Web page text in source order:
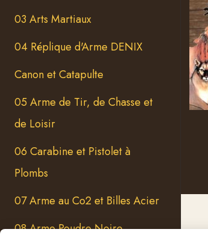
03 Arts Martiaux
04 Réplique d'Arme DENIX
Canon et Catapulte
05 Arme de Tir, de Chasse et
de Loisir
06 Carabine et Pistolet à
Plombs
07 Arme au Co2 et Billes Acier
08 Arme Poudre Noire